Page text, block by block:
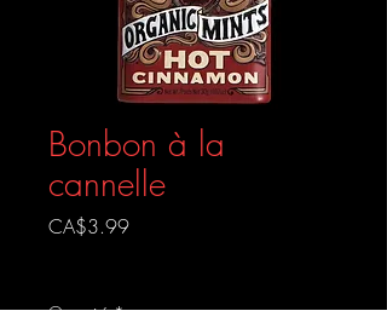
Bonbon à la
cannelle
CA$3.99Prix
Quantité *